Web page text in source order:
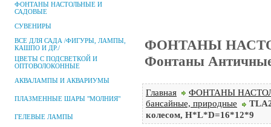
ФОНТАНЫ НАСТОЛЬНЫЕ И
САДОВЫЕ
СУВЕНИРЫ
ВСЕ ДЛЯ САДА /ФИГУРЫ, ЛАМПЫ,
КАШПО И ДР./
ЦВЕТЫ С ПОДСВЕТКОЙ И
ОПТОВОЛОКОННЫЕ
АКВАЛАМПЫ И АКВАРИУМЫ
ПЛАЗМЕННЫЕ ШАРЫ "МОЛНИЯ"
ГЕЛЕВЫЕ ЛАМПЫ
ФОНТАНЫ
Фонтаны
Главная
ФОНТАНЫ
бансайные, природные
колесом, Н*L*D=16*12*9